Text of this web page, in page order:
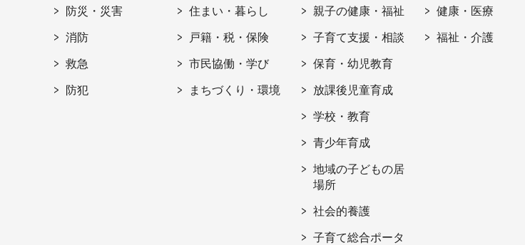
防災・災害
消防
救急
防犯
住まい・暮らし
戸籍・税・保険
市民協働・学び
まちづくり・環境
親子の健康・福祉
子育て支援・相談
保育・幼児教育
放課後児童育成
学校・教育
青少年育成
地域の子どもの居
場所
社会的養護
子育て総合ポータ
健康・医療
福祉・介護